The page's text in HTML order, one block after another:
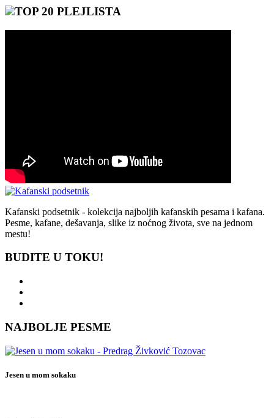
TOP 20 PLEJLISTA
Kafanski podsetnik - kolekcija najboljih kafanskih pesama i kafana.
Pesme, kafane, dešavanja, slike iz noćnog života, sve na jednom
mestu!
BUDITE U TOKU!
NAJBOLJE PESME
Jesen u mom sokaku